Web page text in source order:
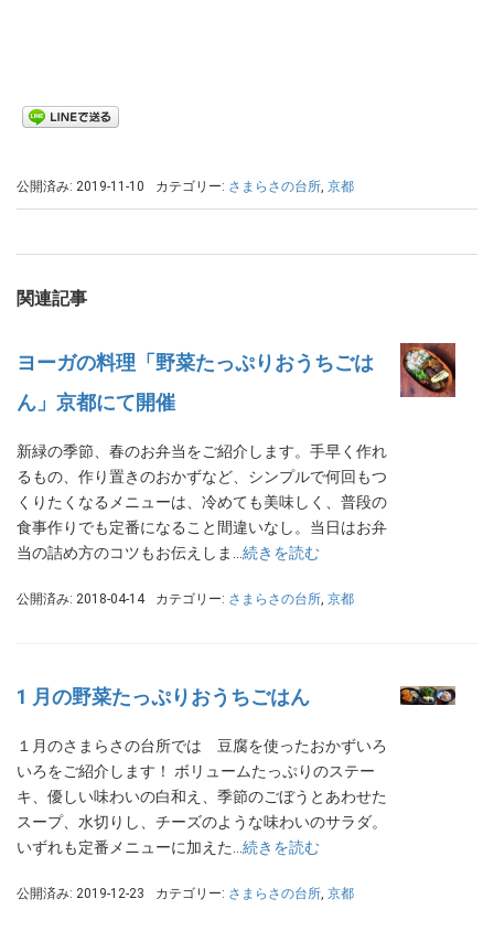
公開済み: 2019-11-10 カテゴリー: さまらさの台所, 京都
関連記事
ヨーガの料理「野菜たっぷりおうちごは
ん」京都にて開催
新緑の季節、春のお弁当をご紹介します。手早く作れ
るもの、作り置きのおかずなど、シンプルで何回もつ
くりたくなるメニューは、冷めても美味しく、普段の
食事作りでも定番になること間違いなし。当日はお弁
当の詰め方のコツもお伝えしま… 続きを読む
公開済み: 2018-04-14 カテゴリー: さまらさの台所, 京都
1 月の野菜たっぷりおうちごはん
１月のさまらさの台所では 豆腐を使ったおかずいろ
いろをご紹介します！ ボリュームたっぷりのステー
キ、優しい味わいの白和え、季節のごぼうとあわせた
スープ、水切りし、チーズのような味わいのサラダ。
いずれも定番メニューに加えた… 続きを読む
公開済み: 2019-12-23 カテゴリー: さまらさの台所, 京都